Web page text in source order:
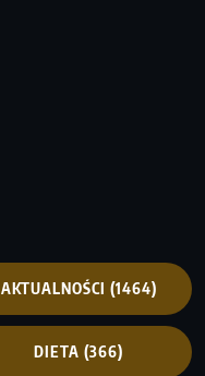
AKTUALNOŚCI (1464)
DIETA (366)